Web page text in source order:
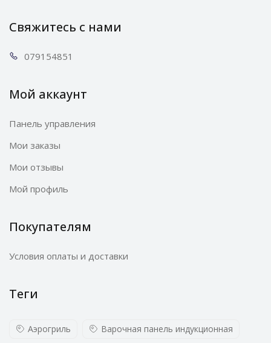
Свяжитесь с нами
0791 54851
Мой аккаунт
Панель управления
Мои заказы
Мои отзывы
Мой профиль
Покупателям
Условия оплаты и доставки
Теги
Аэрогриль Варочная панель индукционная